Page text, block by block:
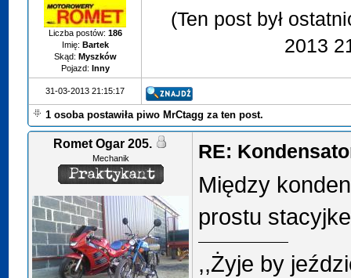
Liczba postów: 186
Imię: Bartek
Skąd: Myszków
Pojazd: Inny
(Ten post był
2013
31-03-2013 21:15:17
1 osoba postawiła piwo MrCtagg za ten post.
Romet Ogar 205.
Mechanik RE:
Między
prostu
,,Żyje by